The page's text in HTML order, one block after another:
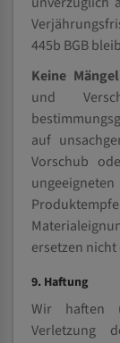
445b BGB
Keine Mängel
und
auf
Vorschub
ersetzen
9. Haftung
Wir haften
Verletzung